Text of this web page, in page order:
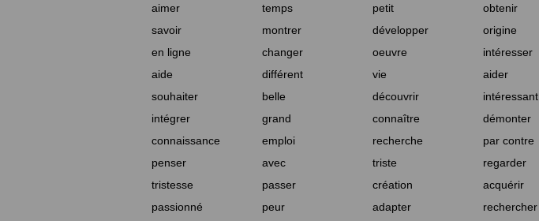
aimer
temps petit obtenir
savoir
montrer développer origine
en ligne
changer oeuvre intéresser
aide
différent vie aider
souhaiter
belle découvrir intéressant
intégrer
grand connaître démonter
connaissance
emploi recherche par contre
penser
avec triste regarder
tristesse
passer création acquérir
passionné
peur adapter rechercher